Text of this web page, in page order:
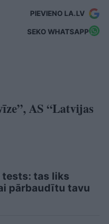
PIEVIENO LA.LV
SEKO WHATSAPP
AS “Latvijas
tests: tas liks
pārbaudītu tavu